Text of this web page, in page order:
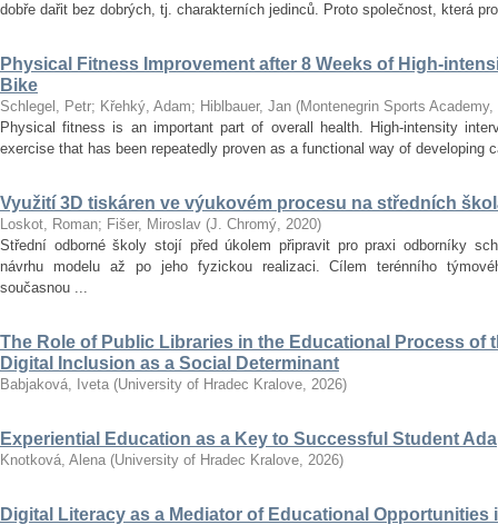
dobře dařit bez dobrých, tj. charakterních jedinců. Proto společnost, která
Physical Fitness Improvement after 8 Weeks of High-
Bike
Schlegel, Petr; Křehký, Adam; Hiblbauer, Jan (Montenegrin Sports Academy,
Physical fitness is an important part of overall health. High-intensity
exercise that has been repeatedly proven as a functional way of developing
Využití 3D tiskáren ve výukovém procesu na středních
Loskot, Roman; Fišer, Miroslav (J. Chromý, 2020)
Střední odborné školy stojí před úkolem připravit pro praxi odborníky
návrhu modelu až po jeho fyzickou realizaci. Cílem terénního
současnou ...
The Role of Public Libraries in the Educational Process of
Digital Inclusion as a Social Determinant
Babjaková, Iveta (University of Hradec Kralove, 2026)
Experiential Education as a Key to Successful Student
Knotková, Alena (University of Hradec Kralove, 2026)
Digital Literacy as a Mediator of Educational Opportunities